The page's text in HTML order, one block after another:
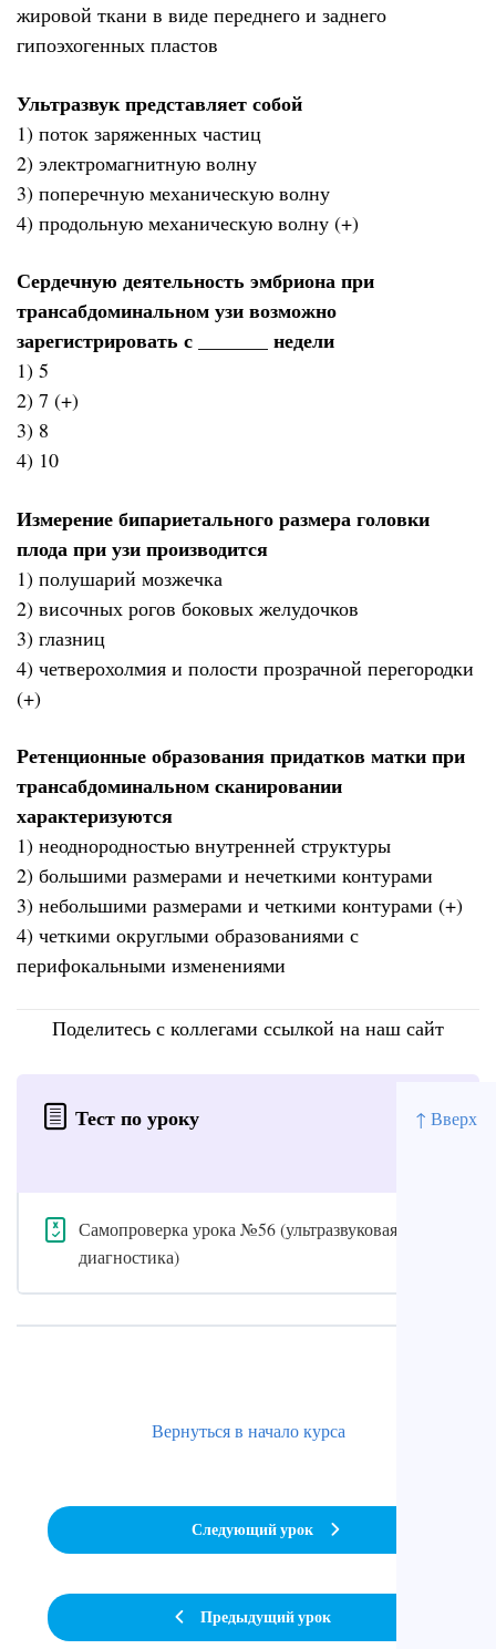
↑ Вверх
жировой ткани в виде переднего и заднего
гипоэхогенных пластов
Ультразвук представляет собой
1) поток заряженных частиц
2) электромагнитную волну
3) поперечную механическую волну
4) продольную механическую волну (+)
Сердечную деятельность эмбриона при
трансабдоминальном узи возможно
зарегистрировать с _______ недели
1) 5
2) 7 (+)
3) 8
4) 10
Измерение бипариетального размера головки
плода при узи производится
1) полушарий мозжечка
2) височных рогов боковых желудочков
3) глазниц
4) четверохолмия и полости прозрачной перегородки
(+)
Ретенционные образования придатков матки при
трансабдоминальном сканировании
характеризуются
1) неоднородностью внутренней структуры
2) большими размерами и нечеткими контурами
3) небольшими размерами и четкими контурами (+)
4) четкими округлыми образованиями с
перифокальными изменениями
Поделитесь с коллегами ссылкой на наш сайт
Тест по уроку
Самопроверка урока №56 (ультразвуковая
диагностика)
Предыдущий урок
Вернуться в начало курса
Следующий урок